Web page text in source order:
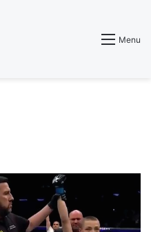
Menu